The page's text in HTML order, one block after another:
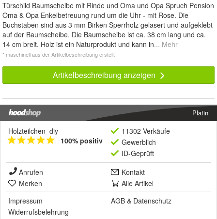
Türschild Baumscheibe mit Rinde und Oma und Opa Spruch Pension
Oma & Opa Enkelbetreuung rund um die Uhr - mit Rose. Die
Buchstaben sind aus 3 mm Birken Sperrholz gelasert und aufgeklebt
auf der Baumscheibe. Die Baumscheibe ist ca. 38 cm lang und ca.
14 cm breit. Holz ist ein Naturprodukt und kann in... Mehr
* maschinell aus der Artikelbeschreibung erstellt
Artikelbeschreibung anzeigen
Platin
Holzteilchen_diy
100% positiv
11302 Verkäufe
Gewerblich
ID-Geprüft
Anrufen
Kontakt
Merken
Alle Artikel
Impressum
AGB & Datenschutz
Widerrufsbelehrung